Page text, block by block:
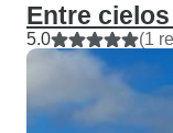
Entre
5.0 (1